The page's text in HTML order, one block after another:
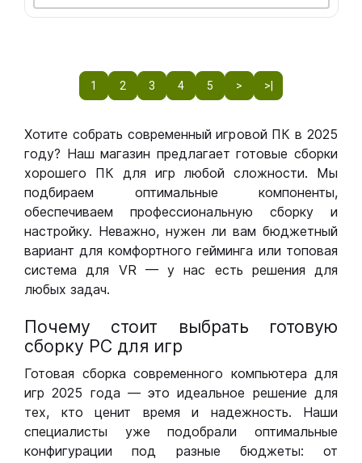
1 2 3 4 5 > >|
Хотите собрать современный игровой ПК в 2025
году? Наш магазин предлагает готовые сборки
хорошего ПК для игр любой сложности. Мы
подбираем оптимальные компоненты,
обеспечиваем профессиональную сборку и
настройку. Неважно, нужен ли вам бюджетный
вариант для комфортного гейминга или топовая
система для VR — у нас есть решения для
любых задач.
Почему стоит выбрать готовую
сборку РС для игр
Готовая сборка современного компьютера для
игр 2025 года — это идеальное решение для
тех, кто ценит время и надежность. Наши
специалисты уже подобрали оптимальные
конфигурации под разные бюджеты: от